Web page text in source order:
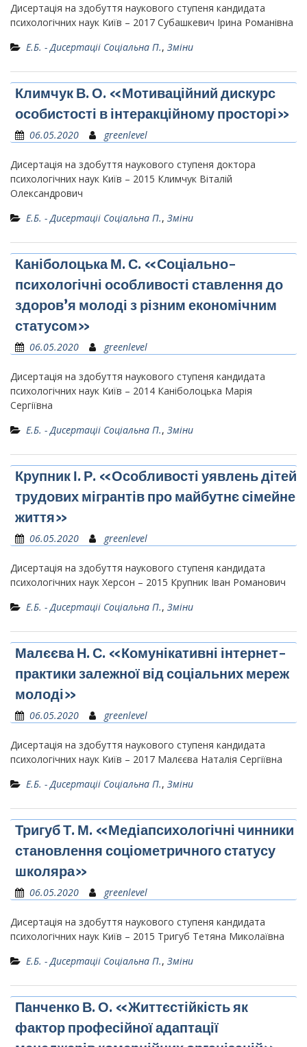
Дисертація на здобуття наукового ступеня кандидата
психологічних наук Київ – 2017 Субашкевич Ірина Романівна
Е.Б. - Дисертаціі Соціальна П., Зміни
Климчук В. О. «Мотиваційний дискурс
особистості в інтеракційному просторі»
06.05.2020 greenlevel
Дисертація на здобуття наукового ступеня доктора
психологічних наук Київ – 2015 Климчук Віталій
Олександрович
Е.Б. - Дисертаціі Соціальна П., Зміни
Каніболоцька М. С. «Соціально-
психологічні особливості ставлення до
здоров’я молоді з різним економічним
статусом»
06.05.2020 greenlevel
Дисертація на здобуття наукового ступеня кандидата
психологічних наук Київ – 2014 Каніболоцька Марія
Сергіївна
Е.Б. - Дисертаціі Соціальна П., Зміни
Крупник І. Р. «Особливості уявлень дітей
трудових мігрантів про майбутнє сімейне
життя»
06.05.2020 greenlevel
Дисертація на здобуття наукового ступеня кандидата
психологічних наук Херсон – 2015 Крупник Іван Романович
Е.Б. - Дисертаціі Соціальна П., Зміни
Малєєва Н. С. «Комунікативні інтернет-
практики залежної від соціальних мереж
молоді»
06.05.2020 greenlevel
Дисертація на здобуття наукового ступеня кандидата
психологічних наук Київ – 2017 Малєєва Наталія Сергіївна
Е.Б. - Дисертаціі Соціальна П., Зміни
Тригуб Т. М. «Медіапсихологічні чинники
становлення соціометричного статусу
школяра»
06.05.2020 greenlevel
Дисертація на здобуття наукового ступеня кандидата
психологічних наук Київ – 2015 Тригуб Тетяна Миколаївна
Е.Б. - Дисертаціі Соціальна П., Зміни
Панченко В. О. «Життєстійкість як
фактор професійної адаптації